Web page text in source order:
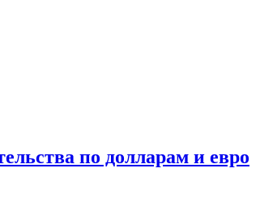
по долларам и евро